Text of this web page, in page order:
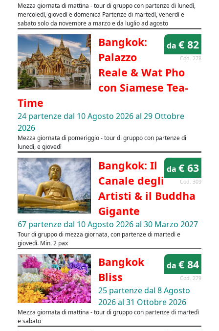
Mezza giornata di mattina - tour di gruppo con partenze di lunedì,
mercoledì, giovedì e domenica Partenze di martedì, venerdì e
sabato solo da novembre a marzo e da luglio ad agosto
da € 82
Cod. 278
Bangkok:
Palazzo
Reale & Wat Pho
con Siamese Tea-
Time
24 partenze dal 10 Agosto 2026 al 29 Ottobre
2026
Mezza giornata di pomeriggio - tour di gruppo con partenze di
lunedì, e giovedì
da € 63
Cod. 309
Bangkok: Il
Canale degli
Artisti & il Buddha
Gigante
67 partenze dal 10 Agosto 2026 al 30 Marzo 2027
Tour di gruppo di mezza giornata, con partenze di martedì e
giovedì. Min. 2 pax
da € 84
Cod. 279
Bangkok
Bliss
25 partenze dal 8 Agosto
2026 al 31 Ottobre 2026
Mezza giornata di mattina - tour di gruppo con partenze di martedì
e sabato